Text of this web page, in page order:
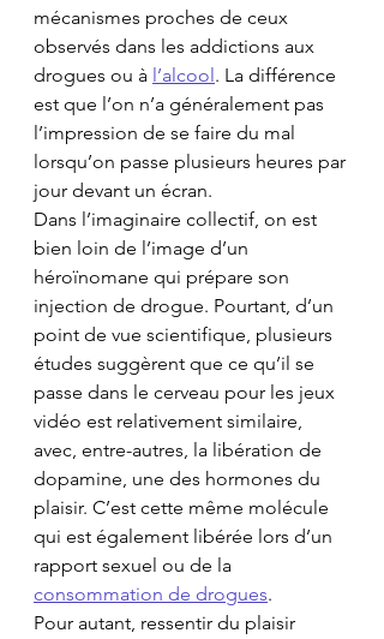
mécanismes proches de ceux
observés dans les addictions aux
drogues ou à l’alcool. La différence
est que l’on n’a généralement pas
l’impression de se faire du mal
lorsqu’on passe plusieurs heures par
jour devant un écran.
Dans l’imaginaire collectif, on est
bien loin de l’image d’un
héroïnomane qui prépare son
injection de drogue. Pourtant, d’un
point de vue scientifique, plusieurs
études suggèrent que ce qu’il se
passe dans le cerveau pour les jeux
vidéo est relativement similaire,
avec, entre-autres, la libération de
dopamine, une des hormones du
plaisir. C’est cette même molécule
qui est également libérée lors d’un
rapport sexuel ou de la
consommation de drogues.
Pour autant, ressentir du plaisir